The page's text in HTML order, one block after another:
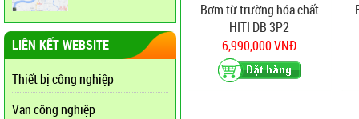
LIÊN KẾT WEBSITE
Thiết bị công nghiệp
Van công nghiệp
Bơm từ trường hóa chất
HITI DB 3P2
6,990,000 VNĐ